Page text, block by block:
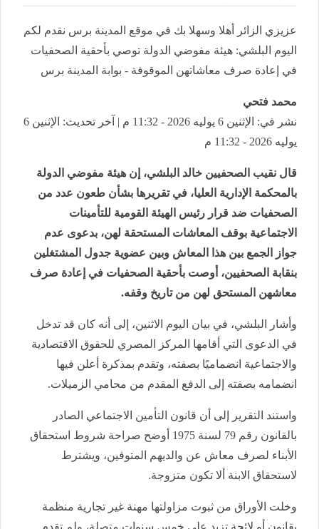
عزيزي الزائر أهلا وسهلا بك في موقع المدينة برس نقدم لكم
اليوم البلشي: هيئة مفوضي الدولة توصي بأحقية الصحفيات
في إعادة صرف معاشاتهن الموقوفة - بوابة المدينة برس
محمد فتحي
نشر في: الإثنين 6 يوليه 2026 - 11:32 م | آخر تحديث: الإثنين 6
يوليه 2026 - 11:32 م
قال نقيب الصحفيين خالد البلشي، إن هيئة مفوضي الدولة
بالمحكمة الإدارية العليا، في تقريرها بشأن طعون عدد من
الصحفيات ضد قرار رئيس الهيئة القومية للتأمينات
الاجتماعية بوقف المعاشات المستحقة لهن، بدعوى عدم
جواز الجمع بين هذا المعاش وبين عضوية جدول المشتغلين
بنقابة الصحفيين، أوصت بأحقية الصحفيات في إعادة صرف
معاشهن المستحق لهن من تاريخ وقفه.
وأشار البلشي، في بيان اليوم الاثنين، إلى أنه كان قد تدخل
في الدعوى التي أقامها المركز المصري للحقوق الاقتصادية
والاجتماعية انضماميًا بصفته، وتقدم بمذكرة أعلن فيها
انضمامه بصفته إلى الدفع المقدم من محامي الزميلات.
واستند التقرير إلى أن قانون التأمين الاجتماعي الصادر
بالقانون رقم 79 لسنة 1975 أوضح صراحة شروط استحقاق
الأبناء لصرف معاش عن والديهم المتوفين، ويشترط
لاستحقاق الابنة ألا تكون متزوجة.
وخلت الأوراق من ثبوت مزاولتها مهنة غير تجارية منظمة
بقانون أو لائحة تزيد على خمس سنوات متصلة، ولم تقدم